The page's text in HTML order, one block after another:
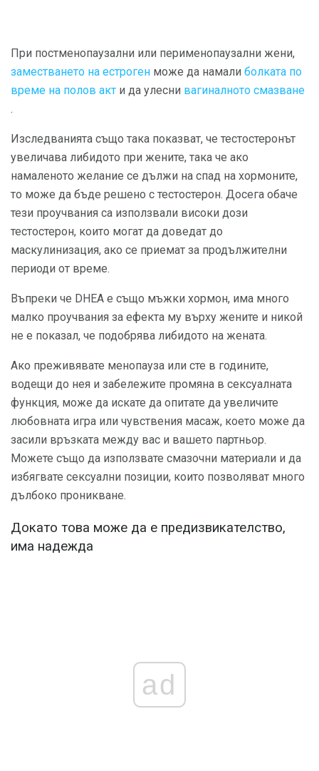
При постменопаузални или перименопаузални жени,
заместването на естроген може да намали болката по
време на полов акт и да улесни вагиналното смазване
.
Изследванията също така показват, че тестостеронът
увеличава либидото при жените, така че ако
намаленото желание се дължи на спад на хормоните,
то може да бъде решено с тестостерон. Досега обаче
тези проучвания са използвали високи дози
тестостерон, които могат да доведат до
маскулинизация, ако се приемат за продължителни
периоди от време.
Въпреки че DHEA е също мъжки хормон, има много
малко проучвания за ефекта му върху жените и никой
не е показал, че подобрява либидото на жената.
Ако преживявате менопауза или сте в годините,
водещи до нея и забележите промяна в сексуалната
функция, може да искате да опитате да увеличите
любовната игра или чувствения масаж, което може да
засили връзката между вас и вашето партньор.
Можете също да използвате смазочни материали и да
избягвате сексуални позиции, които позволяват много
дълбоко проникване.
Докато това може да е предизвикателство,
има надежда
ad